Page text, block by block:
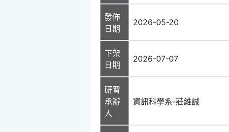
發佈
日期
2026-05-20
下架
日期
2026-07-07
研習
承辦
人
資訊科學系-莊維誠